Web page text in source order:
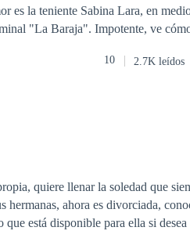
es la teniente Sabina Lara, en
ve cómo Román
10 2.7K leídos
quiere llenar la soledad que
hermanas, ahora es divorciada,
está disponible para ella si